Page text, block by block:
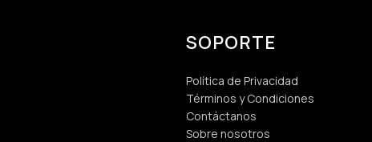
SOPORTE
Política de Privacidad
Términos y Condiciones
Contáctanos
Sobre nosotros